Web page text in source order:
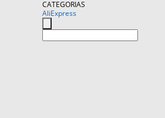
CATEGORIAS
AliExpress